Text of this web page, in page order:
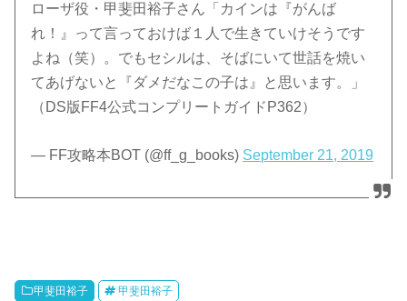
ローザ役・甲斐田裕子さん「カインは『がんば
れ！』って言っておけば１人で生きていけそうです
よね（笑）。でもセシルは、そばにいて世話を焼い
てあげないと『ダメだなこの子は』と思います。」
（DS版FF4公式コンプリートガイドP362）
— FF攻略本BOT (@ff_g_books) September 21, 2019
甲斐田裕子 甲斐田裕子